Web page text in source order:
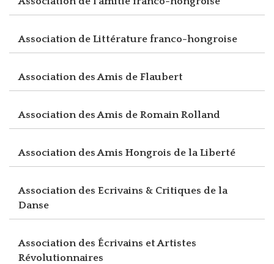
Association de Littérature franco-hongroise
Association des Amis de Flaubert
Association des Amis de Romain Rolland
Association des Amis Hongrois de la Liberté
Association des Ecrivains & Critiques de la
Danse
Association des Écrivains et Artistes
Révolutionnaires